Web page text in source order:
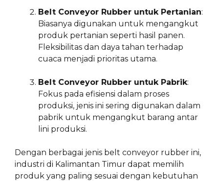
Belt Conveyor Rubber untuk Pertanian:
Biasanya digunakan untuk mengangkut
produk pertanian seperti hasil panen.
Fleksibilitas dan daya tahan terhadap
cuaca menjadi prioritas utama.
Belt Conveyor Rubber untuk Pabrik:
Fokus pada efisiensi dalam proses
produksi, jenis ini sering digunakan dalam
pabrik untuk mengangkut barang antar
lini produksi.
Dengan berbagai jenis belt conveyor rubber ini,
industri di Kalimantan Timur dapat memilih
produk yang paling sesuai dengan kebutuhan